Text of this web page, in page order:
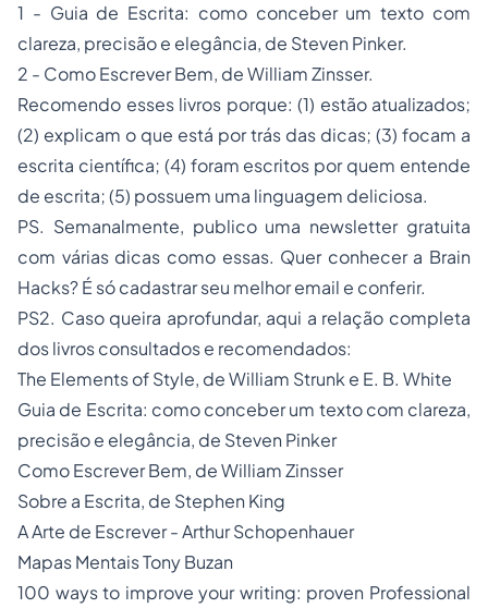
1 - Guia de Escrita: como conceber um texto com
clareza, precisão e elegância, de Steven Pinker.
2 - Como Escrever Bem, de William Zinsser.
Recomendo esses livros porque: (1) estão atualizados;
(2) explicam o que está por trás das dicas; (3) focam a
escrita científica; (4) foram escritos por quem entende
de escrita; (5) possuem uma linguagem deliciosa.
PS. Semanalmente, publico uma newslettergratuita
com várias dicas como essas. Quer conhecer a Brain
Hacks? É sócadastrar seu melhoremail e conferir.
PS2. Caso queira aprofundar, aqui a relação completa
dos livros consultados e recomendados:
The Elements of Style, de William Strunk e E. B. White
Guia de Escrita: como conceber um texto com clareza,
precisão e elegância, de Steven Pinker
Como Escrever Bem, de William Zinsser
Sobre a Escrita, de Stephen King
A Arte de Escrever - Arthur Schopenhauer
Mapas Mentais Tony Buzan
100 ways to improve your writing: proven Professional